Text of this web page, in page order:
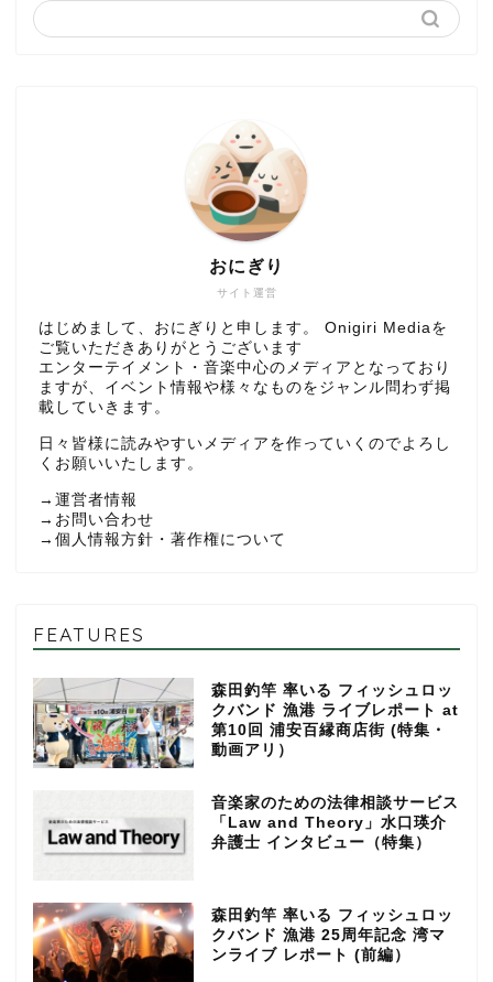
サイト運営
おにぎり
はじめまして、おにぎりと申します。 Onigiri Mediaを
ご覧いただきありがとうございます
エンターテイメント・音楽中心のメディアとなっており
ますが、イベント情報や様々なものをジャンル問わず掲
載していきます。
日々皆様に読みやすいメディアを作っていくのでよろし
くお願いいたします。
→ 運営者情報
→ お問い合わせ
→ 個人情報方針・著作権について
FEATURES
森田釣竿 率いる フィッシュロッ
クバンド 漁港 ライブレポート at
第10回 浦安百縁商店街 (特集・
動画アリ）
音楽家のための法律相談サービス
「Law and Theory」水口瑛介
弁護士 インタビュー（特集）
森田釣竿 率いる フィッシュロッ
クバンド 漁港 25周年記念 湾マ
ンライブ レポート (前編）